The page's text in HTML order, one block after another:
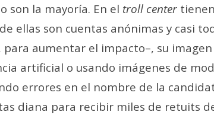
son la mayoría. En el troll center
ellas son cuentas anónimas y casi
para aumentar el impacto–, su
artificial o usando imágenes de
errores en el nombre de la
diana para recibir miles de retuits